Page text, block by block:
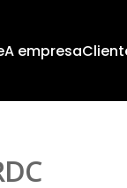
A empresa